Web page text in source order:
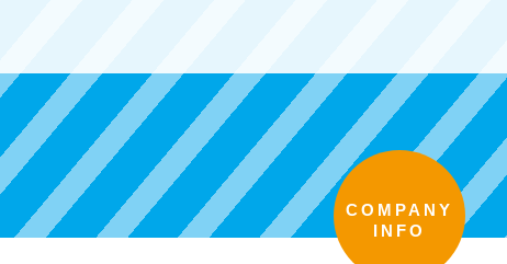
COMPANY
INFO